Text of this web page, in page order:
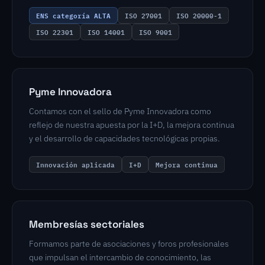
ENS categoría ALTA ISO 27001
ISO 20000-1
ISO 22301
ISO 14001 ISO 9001
Pyme Innovadora
Contamos con el sello de Pyme Innovadora como
reflejo de nuestra apuesta por la I+D, la mejora continua
y el desarrollo de capacidades tecnológicas propias.
Innovación aplicada I+D Mejora continua
Membresías sectoriales
Formamos parte de asociaciones y foros profesionales
que impulsan el intercambio de conocimiento, las